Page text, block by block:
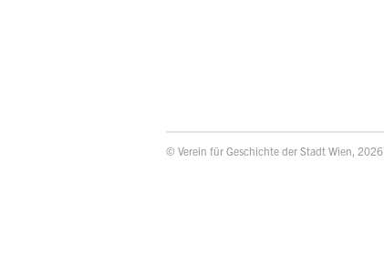
© Verein für Geschichte der Stadt Wien, 2026